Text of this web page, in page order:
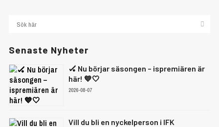
Senaste Nyheter
🏑 Nu börjar säsongen – ispremiären är
här! 💙🤍
2026-08-07
Vill du bli en nyckelperson i IFK